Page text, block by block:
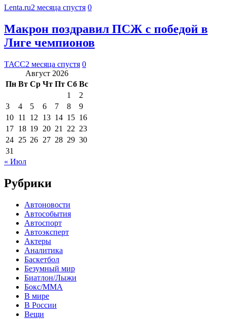
Lenta.ru2 месяца спустя 0
Макрон поздравил ПСЖ с победой в
Лиге чемпионов
ТАСС2 месяца спустя 0
Август 2026
Пн Вт Ср Чт Пт Сб Вс
1
2
3
4 5 6 7 8
9
10 11 12 13 14 15 16
17 18 19 20 21 22 23
24 25 26 27 28 29 30
31
« Июл
Рубрики
Автоновости
Автособытия
Автоспорт
Автоэксперт
Актеры
Аналитика
Баскетбол
Безумный мир
Биатлон/Лыжи
Бокс/MMA
В мире
В России
Вещи